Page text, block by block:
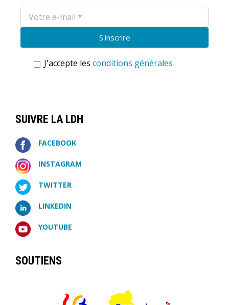
J'accepte les conditions générales
SUIVRE LA LDH
FACEBOOK
INSTAGRAM
TWITTER
LINKEDIN
YOUTUBE
SOUTIENS